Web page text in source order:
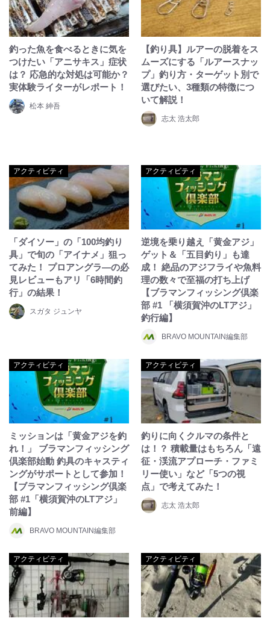
釣った魚を食べるときに気を
つけたい「アニサキス」症状
は？ 応急的な対処は可能か？
実体験ライターがレポート！
松本 紳吾
【釣り具】ルアーの脱着をス
ムーズにする「ルアースナッ
プ」釣り方・ターゲット別で
選びたい、3種類の特徴につ
いて解説！
志太 浩太郎
アクティビティ
「ダイソー」の「100均釣り
具」で旬の「アイナメ」狙っ
てみた！ プロアングラ―の必
見レビューもアリ「6時間釣
行」の結果！
スガタ ジュンヤ
アクティビティ
逆境を乗り越え「黄金アジ」
ゲット＆「五目釣り」も達
成！ 絶品のアジフライや魚料
理の数々で至福の打ち上げ
【ブラマンフィッシング倶楽
部 #1 「横須賀沖のLTアジ」
釣行編】
BRAVO MOUNTAIN編集部
アクティビティ
ミッションは「黄金アジを釣
れ！」 ブラマンフィッシング
倶楽部始動 釣具のキャスティ
ングがサポートとして参加！
【ブラマンフィッシング倶楽
部 #1「横須賀沖のLTアジ」
前編】
BRAVO MOUNTAIN編集部
アクティビティ
釣りに向くクルマの条件と
は！？ 積載量はもちろん「遠
征・渓流アプローチ・ファミ
リー使い」など「5つの視
点」で考えてみた！
志太 浩太郎
アクティビティ アクティビティ